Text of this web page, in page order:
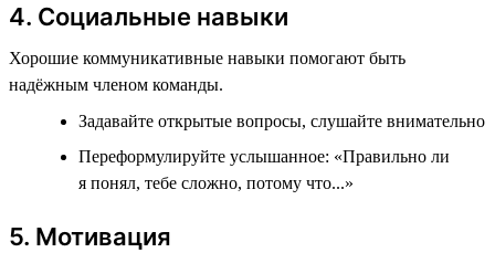
4. Социальные навыки
Хорошие коммуникативные навыки помогают быть
надёжным членом команды.
Задавайте открытые вопросы, слушайте внимательно
Переформулируйте услышанное: «Правильно ли
я понял, тебе сложно, потому что...»
5. Мотивация